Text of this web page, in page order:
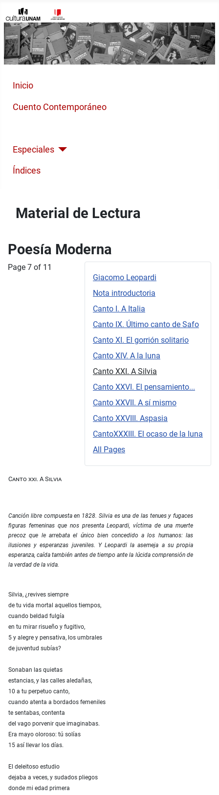
Inicio
Cuento Contemporáneo
Especiales
Índices
Material de Lectura
Poesía Moderna
Giacomo Leopardi
Nota introductoria
Canto I. A Italia
Canto IX. Último canto de Safo
Canto XI. El gorrión solitario
Canto XIV. A la luna
Canto XXI. A Silvia
Canto XXVI. El pensamiento...
Canto XXVII. A sí mismo
Canto XXVIII. Aspasia
CantoXXXIII. El ocaso de la luna
All Pages
Page 7 of 11
Canto xxi. A Silvia
Canción libre compuesta en 1828. Silvia es una de las tenues y fugaces
figuras femeninas que nos presenta Leopardi, víctima de una muerte
precoz que le arrebata el único bien concedido a los humanos: las
ilusiones y esperanzas juveniles. Y Leopardi la asemeja a su propia
esperanza, caída también antes de tiempo ante la lúcida comprensión de
la verdad de la vida.
Silvia, ¿revives siempre
de tu vida mortal aquellos tiempos,
cuando beldad fulgía
en tu mirar risueño y fugitivo,
5 y alegre y pensativa, los umbrales
de juventud subías?
Sonaban las quietas
estancias, y las calles aledañas,
10 a tu perpetuo canto,
cuando atenta a bordados femeniles
te sentabas, contenta
del vago porvenir que imaginabas.
Era mayo oloroso: tú solías
15 así llevar los días.
El deleitoso estudio
dejaba a veces, y sudados pliegos
donde mi edad primera